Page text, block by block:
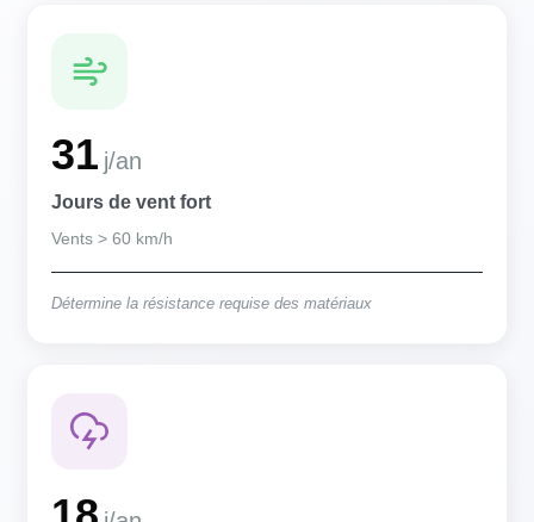
31 j/an
Jours de vent fort
Vents > 60 km/h
Détermine la résistance requise des matériaux